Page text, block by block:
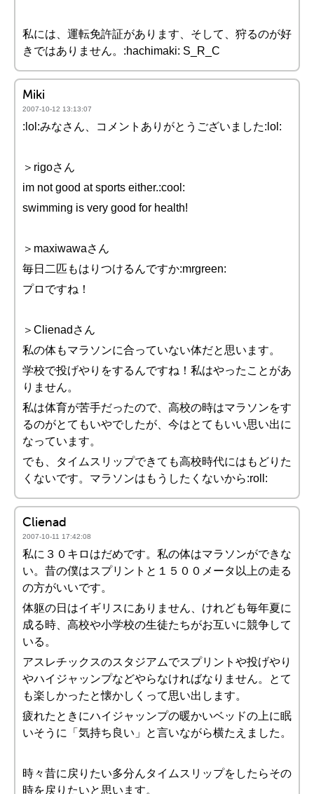
私には、運転免許証があります、そして、狩るのが好
きではありません。:hachimaki: S_R_C
Miki
2007-10-12 13:13:07
:lol:みなさん、コメントありがとうございました:lol:
＞rigoさん
im not good at sports either.:cool:
swimming is very good for health!
＞maxiwawaさん
毎日二匹もはりつけるんですか:mrgreen:
プロですね！
＞Clienadさん
私の体もマラソンに合っていない体だと思います。
学校で投げやりをするんですね！私はやったことがあ
りません。
私は体育が苦手だったので、高校の時はマラソンをす
るのがとてもいやでしたが、今はとてもいい思い出に
なっています。
でも、タイムスリップできても高校時代にはもどりた
くないです。マラソンはもうしたくないから:roll:
Clienad
2007-10-11 17:42:08
私に３０キロはだめです。私の体はマラソンができな
い。昔の僕はスプリントと１５００メータ以上の走る
の方がいいです。
体躯の日はイギリスにありません、けれども毎年夏に
成る時、高校や小学校の生徒たちがお互いに競争して
いる。
アスレチックスのスタジアムでスプリントや投げやり
やハイジャッンプなどやらなければなりません。とて
も楽しかったと懐かしくって思い出します。
疲れたときにハイジャッンプの暖かいベッドの上に眠
いそうに「気持ち良い」と言いながら横たえました。
時々昔に戻りたい多分んタイムスリップをしたらその
時を戻りたいと思います。